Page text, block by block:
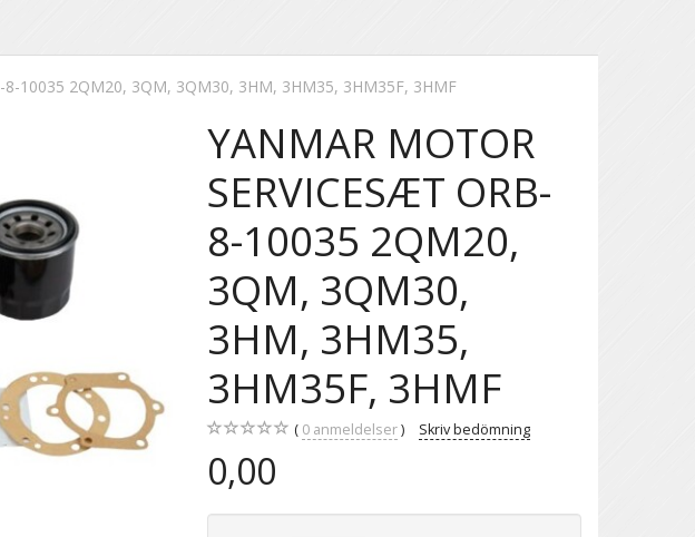
8-10035 2QM20, 3QM, 3QM30, 3HM, 3HM35, 3HM35F, 3HMF
YANMAR MOTOR
SERVICESÆT ORB-
8-10035 2QM20,
3QM, 3QM30,
3HM, 3HM35,
3HM35F, 3HMF
0 anmeldelser Skriv bedömning
0,00